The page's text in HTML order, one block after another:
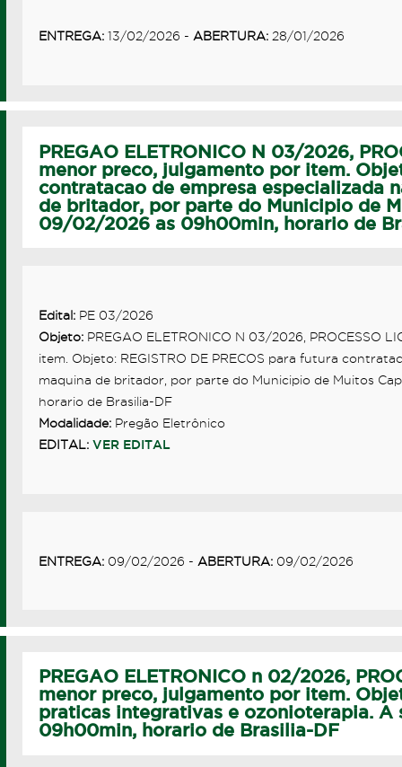
ENTREGA:13/02/2026 - ABERTURA:28/01/2026
PREGAO ELETRONICO N 03/2026,
menor preco, julgamento por item.
contratacao de empresa especializada
de britador, por parte do Municipio de
09/02/2026 as 09h00min, horario de
Edital:PE 03/2026
Objeto:PREGAO ELETRONICO N 03/2026, PROCESSO
item. Objeto: REGISTRO DE PRECOS para futura
maquina de britador, por parte do Municipio de Muitos
horario de Brasilia-DF
Modalidade:Pregão Eletrônico
EDITAL: VER EDITAL
ENTREGA:09/02/2026 - ABERTURA:09/02/2026
PREGAO ELETRONICO n 02/2026,
menor preco, julgamento por item.
praticas integrativas e ozonioterapia. A
09h00min, horario de Brasilia-DF